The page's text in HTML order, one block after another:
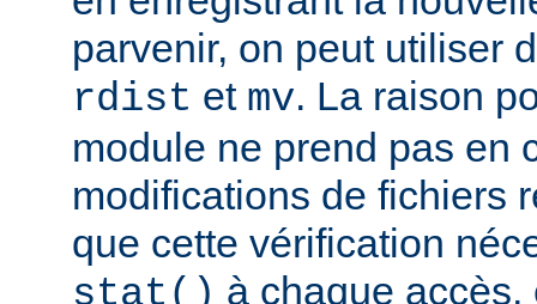
parvenir, on peut utiliser
rdist et mv. La raison
module ne prend pas en
modifications de fichiers
que cette vérification
stat() à chaque